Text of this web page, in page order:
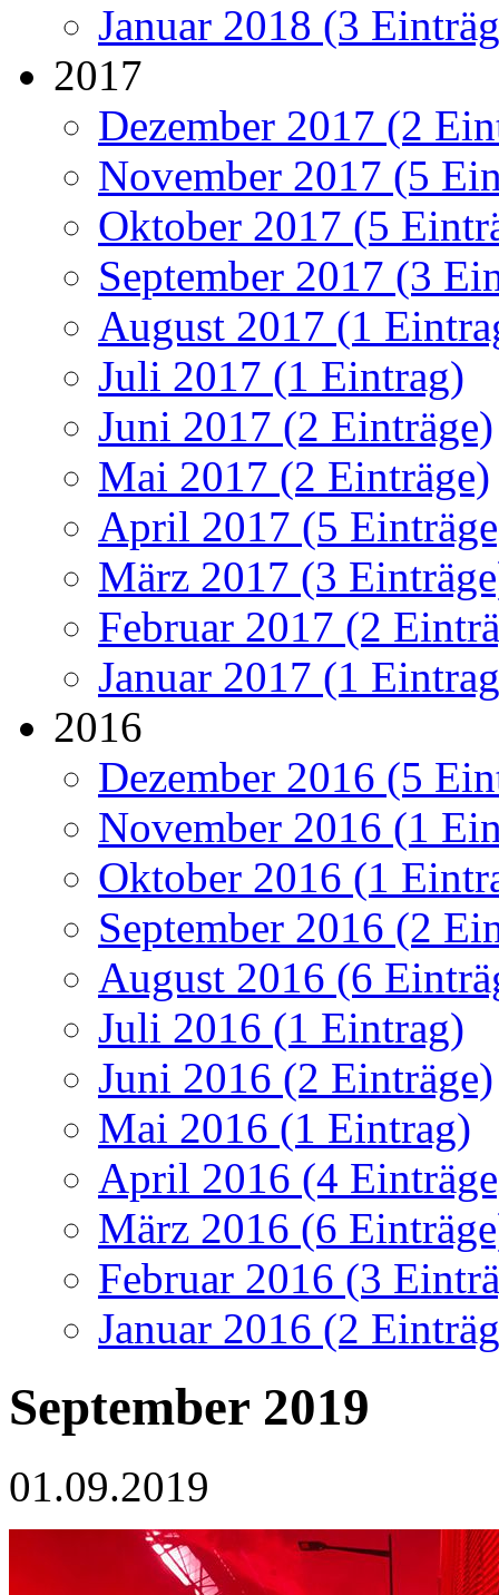
Januar 2018 (3
2017
Dezember 2017 (2
November 2017 (5
Oktober 2017 (5
September 2017 (3
August 2017 (1
Juli 2017 (1 Eintrag)
Juni 2017 (2 Einträge)
Mai 2017 (2 Einträge)
April 2017 (5
März 2017 (3
Februar 2017 (2
Januar 2017 (1
2016
Dezember 2016 (5
November 2016 (1
Oktober 2016 (1
September 2016 (2
August 2016 (6
Juli 2016 (1 Eintrag)
Juni 2016 (2 Einträge)
Mai 2016 (1 Eintrag)
April 2016 (4
März 2016 (6
Februar 2016 (3
Januar 2016 (2
September 2019
01.09.2019